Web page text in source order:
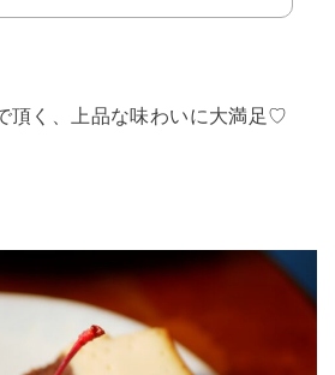
頂く、上品な味わいに大満足♡